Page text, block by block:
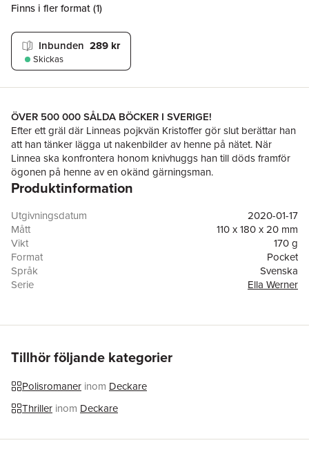
Finns i fler format (1)
Inbunden 289 kr
Skickas
ÖVER 500 000 SÅLDA BÖCKER I SVERIGE!
Efter ett gräl där Linneas pojkvän Kristoffer gör slut berättar han
att han tänker lägga ut nakenbilder av henne på nätet. När
Linnea ska konfrontera honom knivhuggs han till döds framför
ögonen på henne av en okänd gärningsman.
Kristoffer har utvecklat ett datorspel som förväntas bli en
Werner vid Göteborgspolisen allt mer övertygade om att det
finns en koppling mellan morden och spelet. Men sanningen är
värre än hon kan föreställa sig. I spelet döljer sig en trojan med
ofattbar förstörelsepotential.
Trojanen
populära serie om profilerade Ella Werner vid
på en prästgård i Jämtland. Därefter gick flyttlasset till Göteborg
svenska med inriktning på litteraturvetenskap vid Göteborgs
universitet blev Mats Ahlstedt journalist. Idag ägnar han sig
enbart åt sitt författarskap och har en trogen läsekrets. Hans
texter genomsyras av ett starkt samhällspatos.
Produktinformation
Utgivningsdatum
2020-01-17
Mått
110 x 180 x 20 mm
Vikt
170 g
Format
Pocket
Språk
Svenska
Serie
Ella Werner
ISBN
9789178353262
Tillhör följande kategorier
Polisromaner inom Deckare
Thriller inom Deckare